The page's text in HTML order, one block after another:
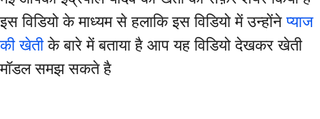
इस विडियो के माध्यम से हलाकि इस विडियो में उन्होंनेप्याज
की खेतीके बारे में बताया है आप यह विडियो देखकर खेती
मॉडल समझ सकते है